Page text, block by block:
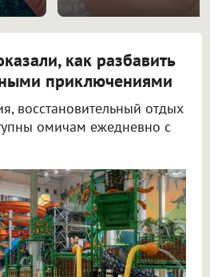
как разбавить
приключениями
восстановительный отдых
омичам ежедневно с